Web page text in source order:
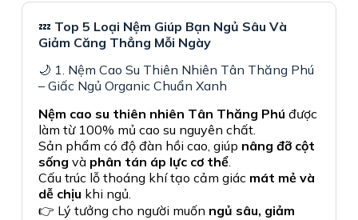
g
💤 Top 5 Loại Nệm Giúp Bạn Ngủ Sâu Và
Giảm Căng Thẳng Mỗi Ngày
🌙 1. Nệm Cao Su Thiên Nhiên Tân Thăng Phú
– Giấc Ngủ Organic Chuẩn Xanh
Nệm cao su thiên nhiên Tân Thăng Phú được
làm từ 100% mủ cao su nguyên chất.
Sản phẩm có độ đàn hồi cao, giúp nâng đỡ cột
sống và phân tán áp lực cơ thể.
Cấu trúc lỗ thoáng khí tạo cảm giác mát mẻ và
dễ chịu khi ngủ.
👉 Lý tưởng cho người muốn ngủ sâu, giảm